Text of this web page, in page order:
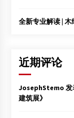
全新专业解读 |
近期评论
JosephStemo 发
建筑展》